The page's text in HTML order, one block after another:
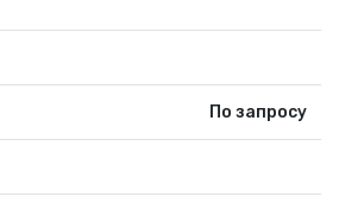
По запросу